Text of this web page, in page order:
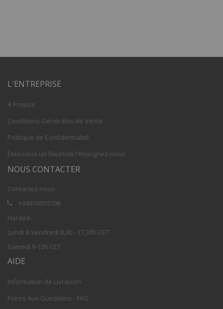
L'ENTREPRISE
À Propos
Conditions Générales de Vente
Politique de Confidentialité
Êtes-vous un fleuriste? Rejoignez-nous
NOUS CONTACTER
Contactez-nous
+34910059708
Horaire:
Lundi à Vendredi 8,30 - 17,30h CET
Samedi 9-12h CET
AIDE
Information de Livraison
Foires Aux Questions - FAQ